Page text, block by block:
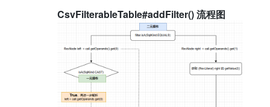
CsvFilterableTable#addFilter() 流程图